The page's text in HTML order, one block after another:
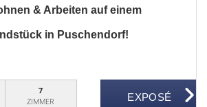
& Arbeiten auf einem
in Puschendorf!
7
ZIMMER